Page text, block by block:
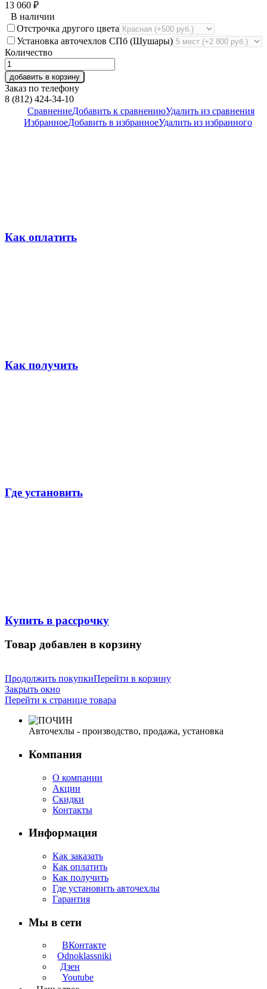
13 060 ₽
В наличии
Отстрочка другого цвета
Установка авточехлов СПб (Шушары)
Количество
добавить в корзину
Заказ по телефону
8 (812) 424-34-10
СравнениеДобавить к сравнениюУдалить из сравнения
ИзбранноеДобавить в избранноеУдалить из избранного
Как оплатить
Как получить
Где установить
Купить в рассрочку
Товар добавлен в корзину
Продолжить покупкиПерейти в корзину
Закрыть окно
Перейти к странице товара
Авточехлы - производство, продажа, установка
Компания
О компании
Акции
Скидки
Контакты
Информация
Как заказать
Как оплатить
Как получить
Где установить авточехлы
Гарантия
Мы в сети
ВКонтакте
Odnoklassniki
Дзен
Youtube